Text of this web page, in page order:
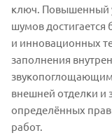
ключ. Повышенный
шумов
и инновационных
заполнения
внешней отделки и
определённых
работ.